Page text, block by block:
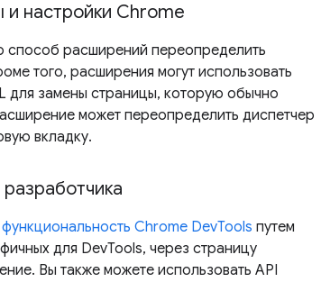
настройки Chrome
способ расширений переопределить
того, расширения могут использовать
для замены страницы, которую обычно
может переопределить диспетчер
вкладку.
Chrome DevTools путем
для DevTools, через страницу
Вы также можете использовать API